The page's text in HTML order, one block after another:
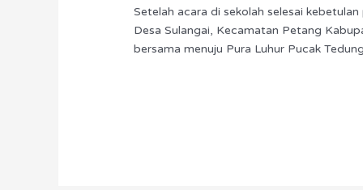
Setelah acara di sekolah selesai
Desa Sulangai, Kecamatan Petang
bersama menuju Pura Luhur Pucak